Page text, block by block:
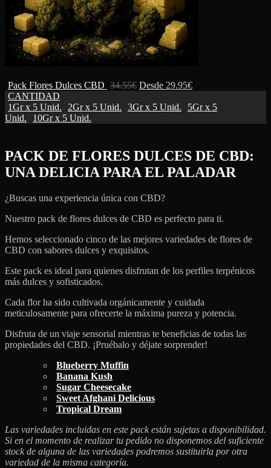
Pack Flores Dulces CBD 34.55€ Desde 29.95€
CANTIDAD
1Gr x 5 Unid.
2Gr x 5 Unid. 3Gr x 5 Unid.
5Gr x 5
Unid.
10Gr x 5 Unid.
PACK DE FLORES DULCES DE CBD:
UNA DELICIA PARA EL PALADAR
¿Buscas una experiencia única con CBD?
Nuestro pack de flores dulces de CBD es perfecto para ti.
Hemos seleccionado cinco de las mejores variedades de flores de
CBD con sabores dulces y exquisitos.
Este pack es ideal para quienes disfrutan de los perfiles terpénicos
más dulces y sofisticados.
Cada flor ha sido cultivada orgánicamente y cuidada
meticulosamente para ofrecerte la máxima pureza y potencia.
Disfruta de un viaje sensorial mientras te beneficias de todas las
propiedades del CBD. ¡Pruébalo y déjate sorprender!
Blueberry Muffin
Banana Kush
Sugar Cheesecake
Sweet Afghani Delicious
Tropical Dream
Las variedades incluidas en este pack están sujetas a disponibilidad.
Si en el momento de realizar tu pedido no disponemos del suficiente
stock de alguna de las variedades podremos sustituirla por otra
variedad de la misma categoría.